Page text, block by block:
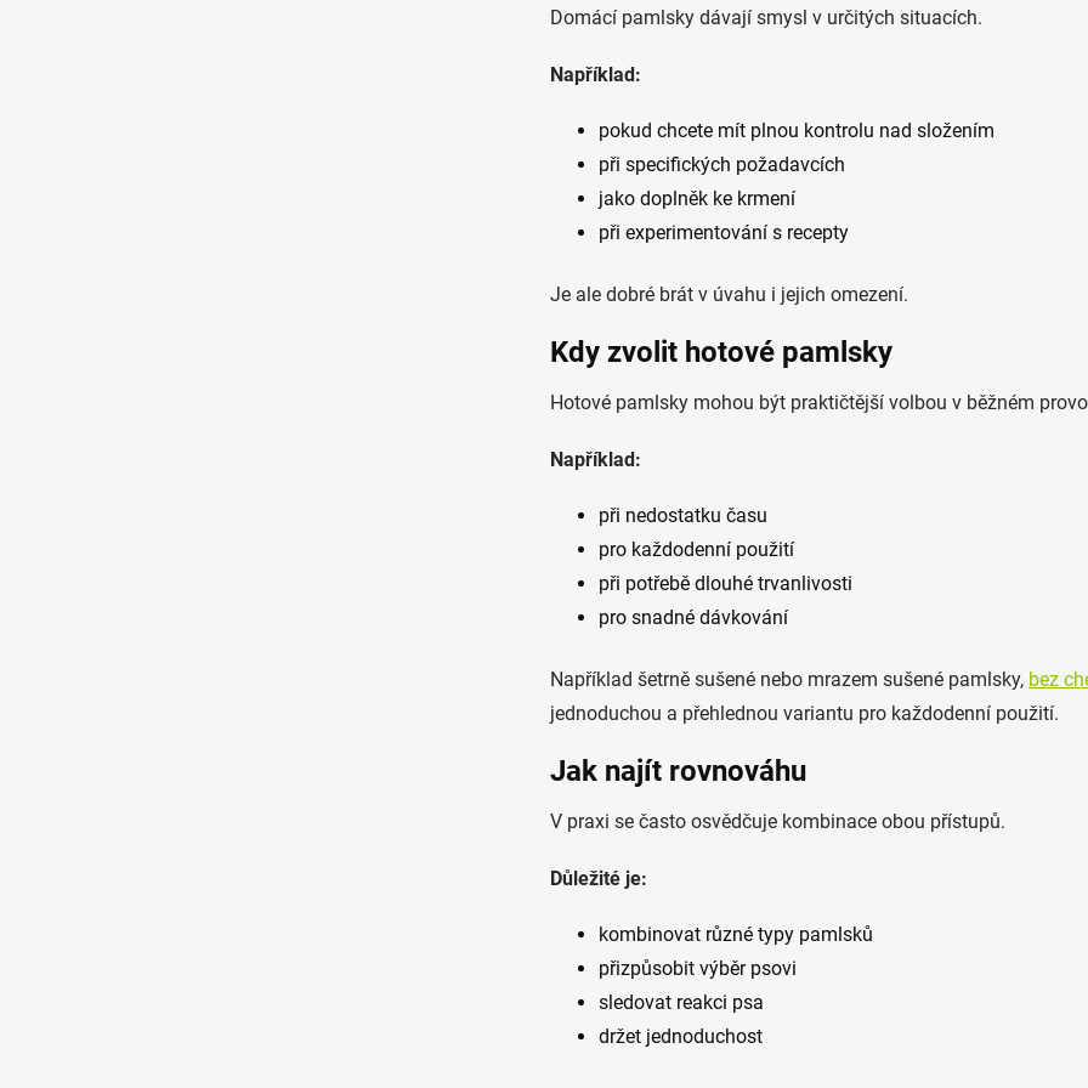
Domácí pamlsky dávají smysl v určitých situacích.
Například:
pokud chcete mít plnou kontrolu nad složením
při specifických požadavcích
jako doplněk ke krmení
při experimentování s recepty
Je ale dobré brát v úvahu i jejich omezení.
Kdy zvolit hotové pamlsky
Hotové pamlsky mohou být praktičtější volbou v běžném
Například:
při nedostatku času
pro každodenní použití
při potřebě dlouhé trvanlivosti
pro snadné dávkování
Například šetrně sušené nebo mrazem sušené pamlsky, bez
jednoduchou a přehlednou variantu pro každodenní použití.
Jak najít rovnováhu
V praxi se často osvědčuje kombinace obou přístupů.
Důležité je:
kombinovat různé typy pamlsků
přizpůsobit výběr psovi
sledovat reakci psa
držet jednoduchost